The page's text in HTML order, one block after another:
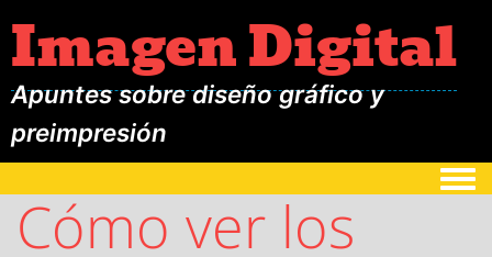
Imagen Digital
Apuntes sobre diseño gráfico y
preimpresión
Cómo ver los